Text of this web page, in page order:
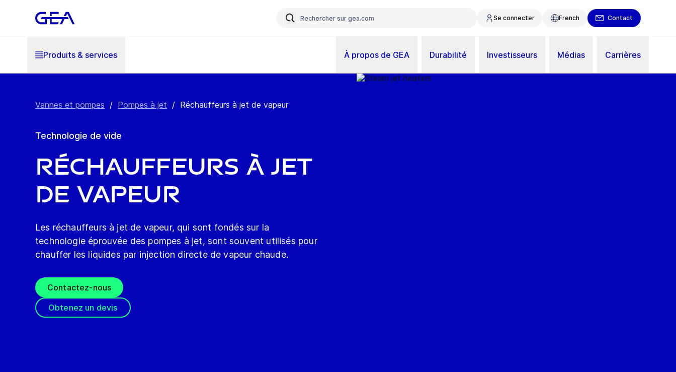
Se connecter French Contact
Produits & services À propos de GEA Durabilité Investisseurs Médias Carrières
Vannes et pompes / Pompes à jet / Réchauffeurs à jet de vapeur
Technologie de vide
Réchauffeurs à jet
de vapeur
Les réchauffeurs à jet de vapeur, qui sont fondés sur la
technologie éprouvée des pompes à jet, sont souvent utilisés pour
chauffer les liquides par injection directe de vapeur chaude.
Contactez-nous
Obtenez un devis